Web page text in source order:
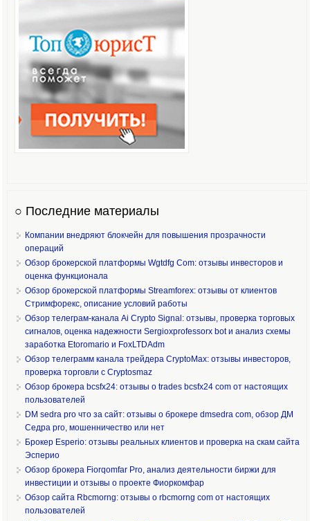
○ Последние материалы
Компании внедряют блокчейн для повышения прозрачности
операций
Обзор брокерской платформы Wgtdfg Com: отзывы инвесторов и
оценка функционала
Обзор брокерской платформы Streamforex: отзывы от клиентов
Стримфорекс, описание условий работы
Обзор телеграм-канала Ai Crypto Signal: отзывы, проверка торговых
сигналов, оценка надежности Sergioxprofessorx bot и анализ схемы
заработка Etoromario и FoxLTDAdm
Обзор телеграмм канала трейдера CryptoMax: отзывы инвесторов,
проверка торговли с Cryptosmaz
Обзор брокера bcsfx24: отзывы о trades bcsfx24 com от настоящих
пользователей
DM sedra pro что за сайт: отзывы о брокере dmsedra com, обзор ДМ
Седра pro, мошенничество или нет
Брокер Esperio: отзывы реальных клиентов и проверка на скам сайта
Эсперио
Обзор брокера Fiorqomfar Pro, анализ деятельности биржи для
инвестиции и отзывы о проекте Фиоркомфар
Обзор сайта Rbcmorng: отзывы о rbcmorng com от настоящих
пользователей